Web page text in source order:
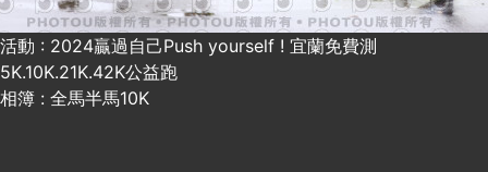
活動 : 2024贏過自己Push yourself ! 宜蘭免費測
5K.10K.21K.42K公益跑
相簿 : 全馬半馬10K